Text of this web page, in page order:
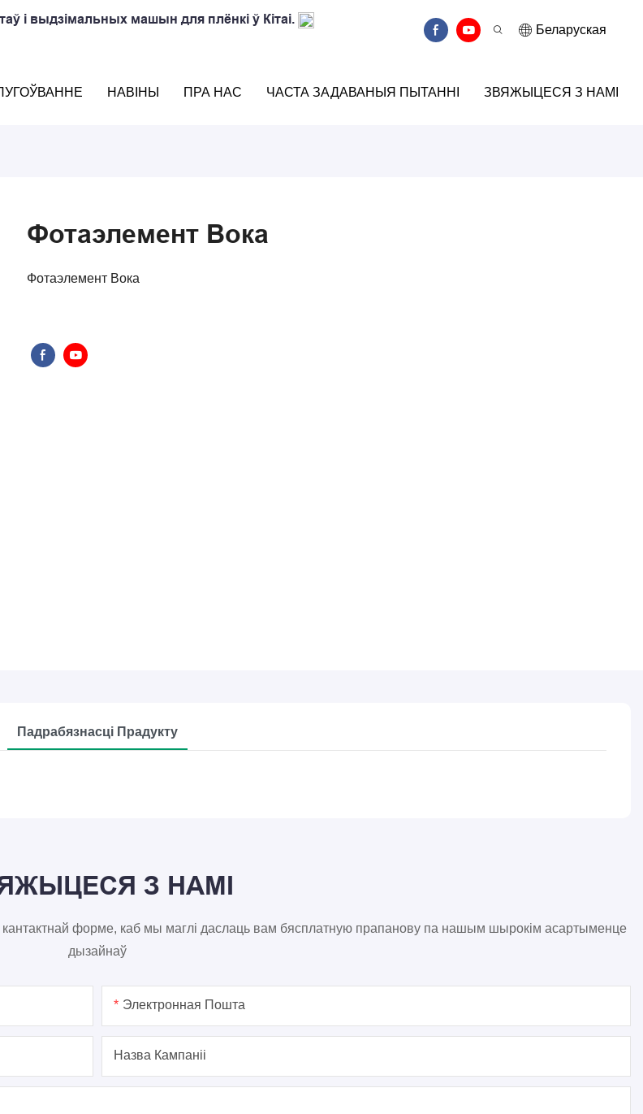
і выдзімальных машын для плёнкі ў Кітаі.
Беларуская
НАВІНЫ ПРА НАС ЧАСТА ЗАДАВАНЫЯ ПЫТАННІ ЗВЯЖЫЦЕСЯ З НАМІ
Фотаэлемент Вока
Фотаэлемент Вока
Падрабязнасці Прадукту
З НАМІ
форме, каб мы маглі даслаць вам бясплатную прапанову па нашым шырокім асартыменце
дызайнаў
Электронная Пошта
Назва Кампаніі